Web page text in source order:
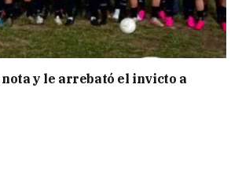
y le arrebató el invicto a